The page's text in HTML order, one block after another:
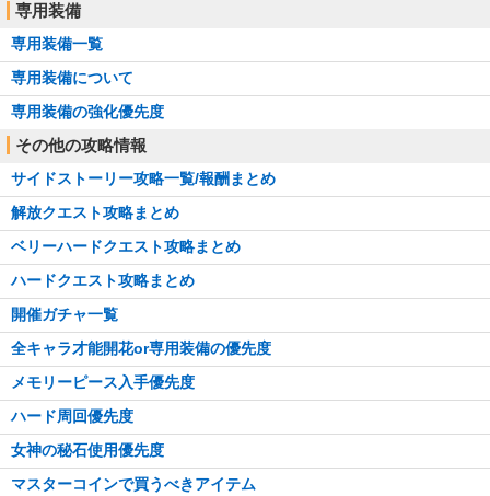
専用装備
専用装備一覧
専用装備について
専用装備の強化優先度
その他の攻略情報
サイドストーリー攻略一覧/報酬まとめ
解放クエスト攻略まとめ
ベリーハードクエスト攻略まとめ
ハードクエスト攻略まとめ
開催ガチャ一覧
全キャラ才能開花or専用装備の優先度
メモリーピース入手優先度
ハード周回優先度
女神の秘石使用優先度
マスターコインで買うべきアイテム